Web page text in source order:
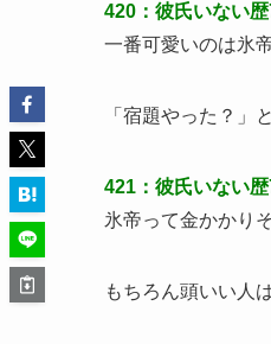
420：彼氏いない
一番可愛いのは氷
「宿題やった？」
421：彼氏いない
氷帝って金かかり
もちろん頭いい人